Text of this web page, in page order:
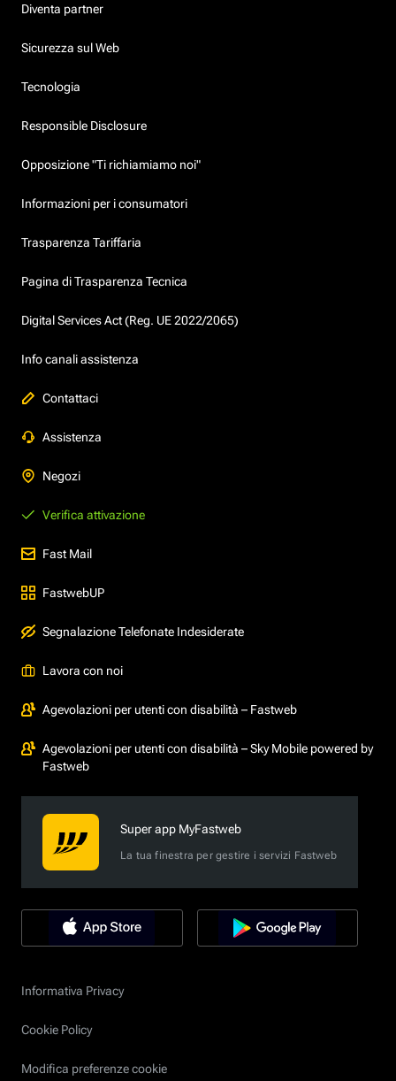
Diventa partner
Sicurezza sul Web
Tecnologia
Responsible Disclosure
Opposizione "Ti richiamiamo noi"
Informazioni per i consumatori
Trasparenza Tariffaria
Pagina di Trasparenza Tecnica
Digital Services Act (Reg. UE 2022/2065)
Info canali assistenza
Contattaci
Assistenza
Negozi
Verifica attivazione
Fast Mail
FastwebUP
Segnalazione Telefonate Indesiderate
Lavora con noi
Agevolazioni per utenti con disabilità – Fastweb
Agevolazioni per utenti con disabilità – Sky Mobile powered by
Fastweb
Super app MyFastweb
La tua finestra per gestire i servizi Fastweb
Informativa Privacy
Cookie Policy
Modifica preferenze cookie